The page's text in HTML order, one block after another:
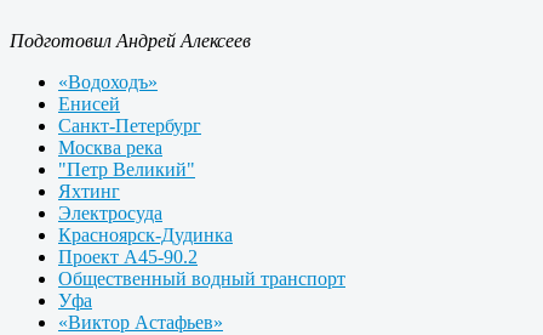
Подготовил Андрей Алексеев
«Водоходъ»
Енисей
Санкт-Петербург
Москва река
"Петр Великий"
Яхтинг
Электросуда
Красноярск-Дудинка
Проект А45-90.2
Общественный водный транспорт
Уфа
«Виктор Астафьев»